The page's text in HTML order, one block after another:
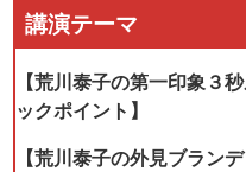
講演テーマ
【荒川泰子の第一印象３
ックポイント】
【荒川泰子の外見ブラン